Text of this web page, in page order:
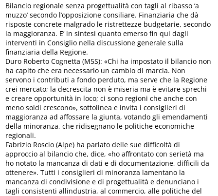
Bilancio regionale senza progettualità con tagli al ribasso ‘a
muzzo’ secondo l’opposizione consiliare. Finanziaria che dà
risposte concrete malgrado le ristrettezze budgetarie, secondo
la maggioranza. E’ in sintesi quanto emerso fin qui dagli
interventi in Consiglio nella discussione generale sulla
finanziaria della Regione.
Duro Roberto Cognetta (M5S): «Chi ha impostato il bilancio non
ha capito che era necessario un cambio di marcia. Non
servono i contributi a fondo perduto, ma serve che la Regione
crei mercato; la decrescita non è miseria ma è evitare sprechi
e creare opportunità in loco; ci sono regioni che anche con
meno soldi crescono», sottolinea e invita i consiglieri di
maggioranza ad affossare la giunta, votando gli emendamenti
della minoranza, che ridisegnano le politiche economiche
regionali.
Fabrizio Roscio (Alpe) ha parlato delle sue difficoltà di
approccio al bilancio che, dice, «ho affrontato con serietà ma
ho notato la mancanza di dati e di documentazione, difficili da
ottenere». Tutti i consiglieri di minoranza lamentano la
mancanza di condivisione e di progettualità e denunciano i
tagli consistenti allindustria, al commercio, alle politiche del